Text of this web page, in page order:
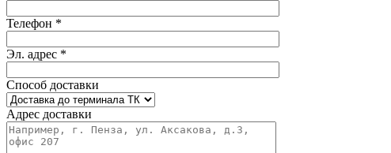
Телефон *
Эл. адрес *
Способ доставки
Адрес доставки